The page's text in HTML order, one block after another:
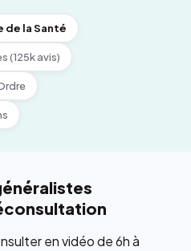
de la Santé
(125k avis)
en vidéo de 6h à